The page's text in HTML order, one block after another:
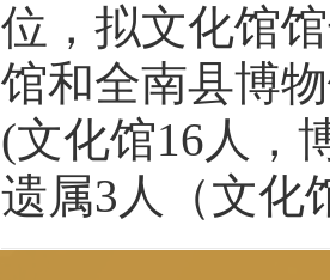
位，拟文化馆
馆和全南县博
(文化馆16人，
遗属3人（文化